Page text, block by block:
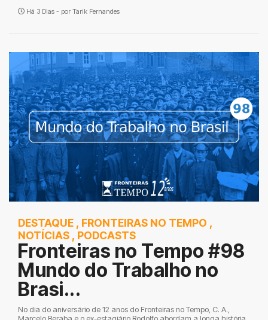
Há 3 Dias - por Tarik Fernandes
DESTAQUE , FRONTEIRAS NO TEMPO ,
NOTÍCIAS , PODCASTS
Fronteiras no Tempo #98
Mundo do Trabalho no
Brasi...
No dia do aniversário de 12 anos do Fronteiras no Tempo, C. A.,